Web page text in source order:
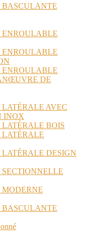
BASCULANTE
ENROULABLE
ENROULABLE
ENROULABLE
DE
AVEC
INOX
BOIS
LATÉRALE
DESIGN
MODERNE
BASCULANTE